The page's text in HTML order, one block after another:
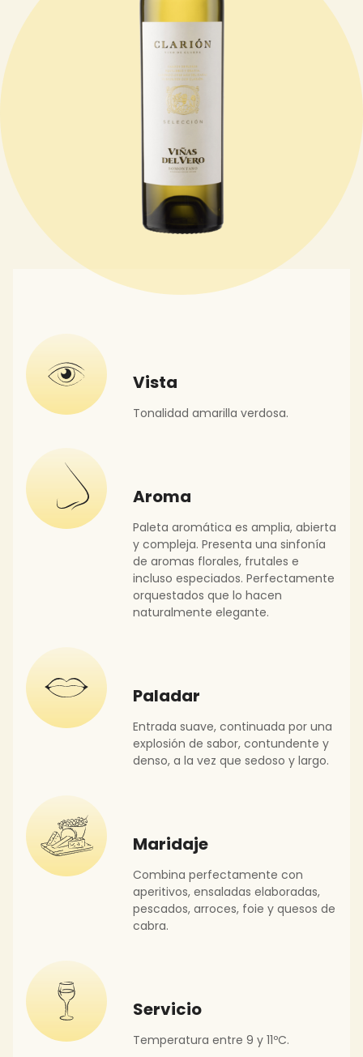
Vista
Tonalidad amarilla verdosa.
Aroma
Paleta aromática es amplia, abierta
y compleja. Presenta una sinfonía
de aromas florales, frutales e
incluso especiados. Perfectamente
orquestados que lo hacen
naturalmente elegante.
Paladar
Entrada suave, continuada por una
explosión de sabor, contundente y
denso, a la vez que sedoso y largo.
Maridaje
Combina perfectamente con
aperitivos, ensaladas elaboradas,
pescados, arroces, foie y quesos de
cabra.
Servicio
Temperatura entre 9 y 11ºC.